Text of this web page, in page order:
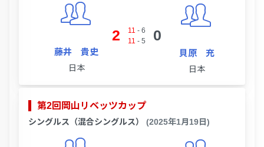
藤井 貴史
日本
2 11 - 6
11 - 5 0
貝原 充
日本
第2回岡山リベッツカップ
シングルス（混合シングルス） (2025年1月19日)